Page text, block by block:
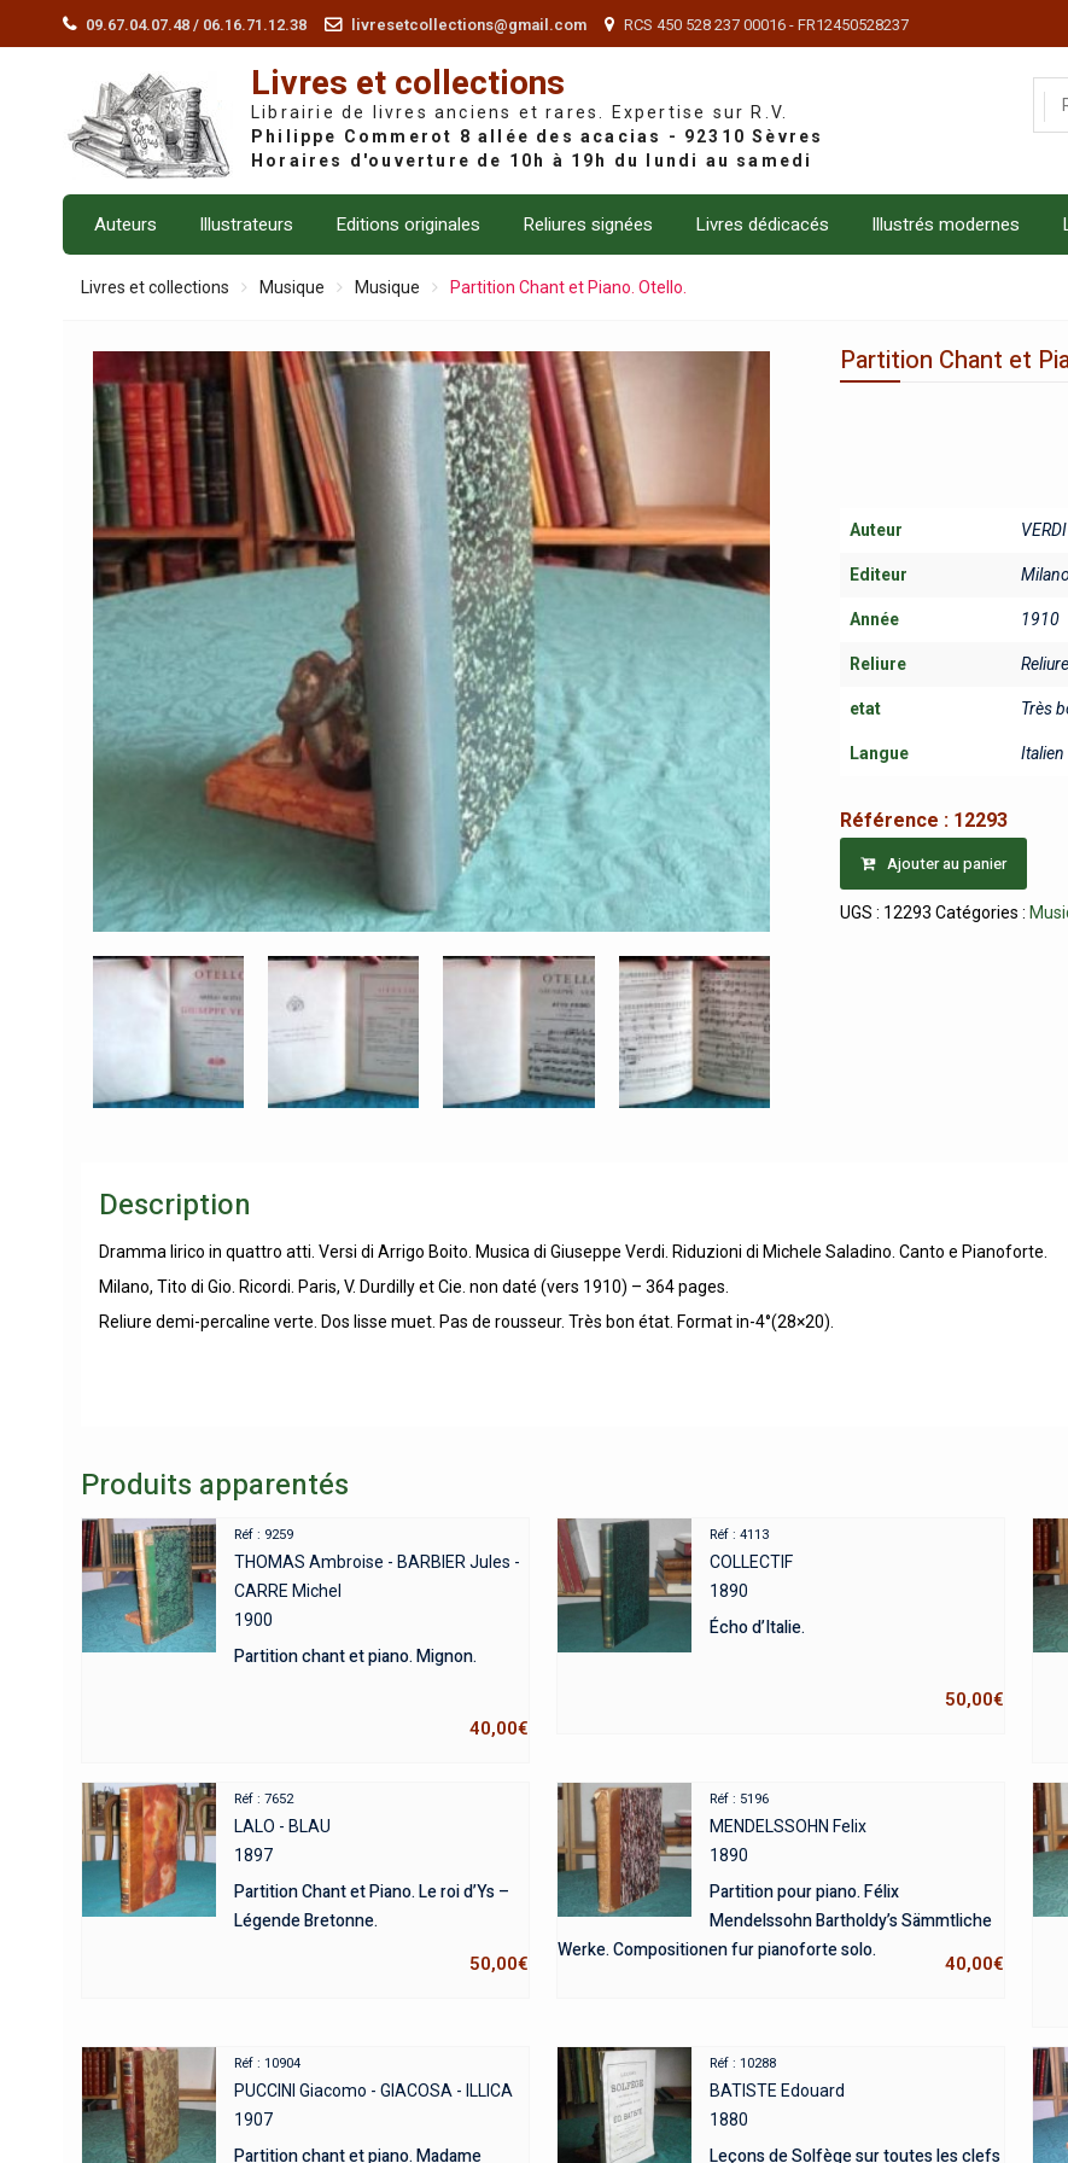
09.67.04.07.48 / 06.16.71.12.38 livresetcollections@gmail.com RCS 450 528 237 00016 - FR12450528237
Livres et collections
Librairie de livres anciens et rares. Expertise sur R.V.
Auteurs Illustrateurs Editions originales Reliures signées Livres dédicacés Illustrés modernes
Livres et collections Musique Musique Partition Chant et Piano. Otello.
Partition Chant et
Auteur
Editeur
Année 1910
Reliure
etat Très
Langue Italien
Référence : 12293
Ajouter au panier
UGS : 12293 Catégories :
Description
Dramma lirico in quattro atti. Versi di Arrigo Boito. Musica di Giuseppe Verdi. Riduzioni di Michele Saladino. Canto e Pianoforte.
Milano, Tito di Gio. Ricordi. Paris, V. Durdilly et Cie. non daté (vers 1910) – 364 pages.
Reliure demi-percaline verte. Dos lisse muet. Pas de rousseur. Très bon état. Format in-4°(28×20).
Produits apparentés
Réf : 9259
THOMAS Ambroise - BARBIER Jules -
CARRE Michel
1900
Partition chant et piano. Mignon.
40,00€
Réf : 4113
COLLECTIF
1890
Écho d’Italie.
50,00€
Réf : 7652
LALO - BLAU
1897
Partition Chant et Piano. Le roi d’Ys –
Légende Bretonne.
50,00€
Réf : 5196
MENDELSSOHN Felix
1890
Partition pour piano. Félix
Mendelssohn Bartholdy’s Sämmtliche
Werke. Compositionen fur pianoforte solo.
40,00€
Réf : 10904
PUCCINI Giacomo - GIACOSA - ILLICA
1907
Partition chant et piano. Madame
Réf : 10288
BATISTE Edouard
1880
Leçons de Solfège sur toutes les clefs